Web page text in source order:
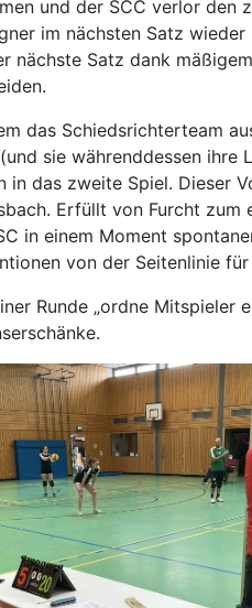
und der SCC verlor den
im nächsten Satz
nächste Satz dank
das Schiedsrichterteam
sie währenddessen ihre
in das zweite Spiel. Dieser
Erfüllt von Furcht zum
in einem Moment
von der Seitenlinie
Runde „ordne Mitspieler